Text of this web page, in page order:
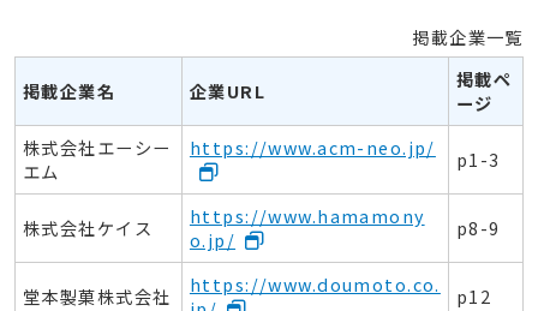
掲載企業一覧
掲載企業名 企業URL
掲載ペ
ージ
株式会社エーシー
エム
https://www.acm-neo.jp/ p1-3
株式会社ケイス
https://www.hamamony
o.jp/
p8-9
堂本製菓株式会社
https://www.doumoto.co.
p12